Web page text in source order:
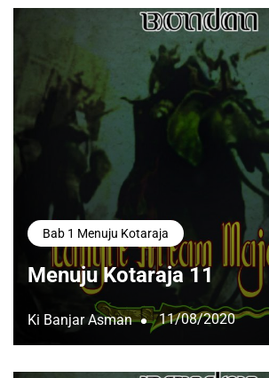
Bab 1 Menuju Kotaraja
Menuju Kotaraja 11
Ki Banjar Asman 11/08/2020